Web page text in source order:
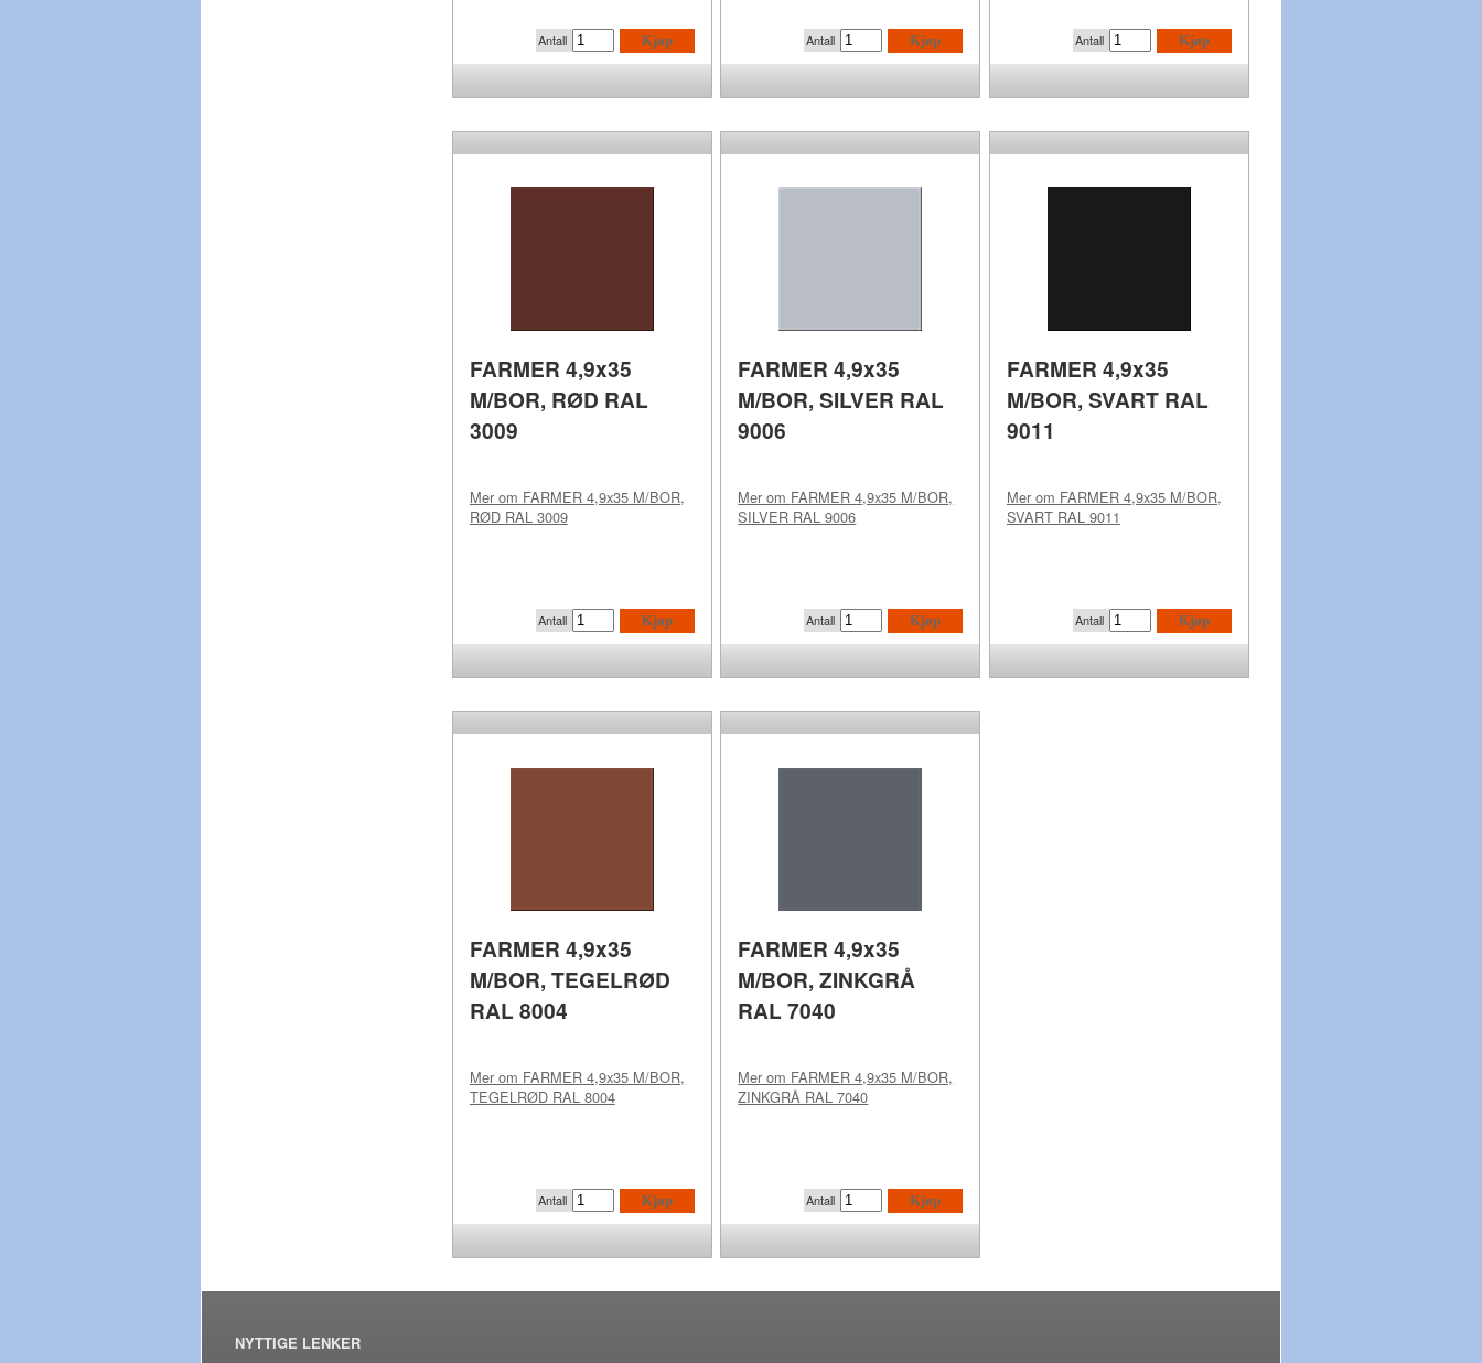
Kjøp
Antall Kjøp
Antall Kjøp
Antall
FARMER 4,9x35
M/BOR, RØD RAL
3009
Mer om FARMER 4,9x35 M/BOR,
RØD RAL 3009
Kjøp
Antall
FARMER 4,9x35
M/BOR, SILVER RAL
9006
Mer om FARMER 4,9x35 M/BOR,
SILVER RAL 9006
Kjøp
Antall
FARMER 4,9x35
M/BOR, SVART RAL
9011
Mer om FARMER 4,9x35 M/BOR,
SVART RAL 9011
Kjøp
Antall
FARMER 4,9x35
M/BOR, TEGELRØD
RAL 8004
Mer om FARMER 4,9x35 M/BOR,
TEGELRØD RAL 8004
Kjøp
Antall
FARMER 4,9x35
M/BOR, ZINKGRÅ
RAL 7040
Mer om FARMER 4,9x35 M/BOR,
ZINKGRÅ RAL 7040
Kjøp
Antall
NYTTIGE LENKER